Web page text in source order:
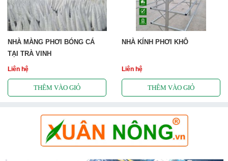
NHÀ MÀNG PHƠI BÓNG CÁ
TẠI TRÀ VINH
Liên hệ
NHÀ KÍNH PHƠI KHÔ
Liên hệ